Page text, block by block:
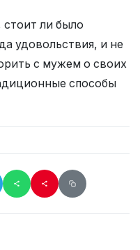
ли было
удовольствия, и не
с мужем о своих
способы